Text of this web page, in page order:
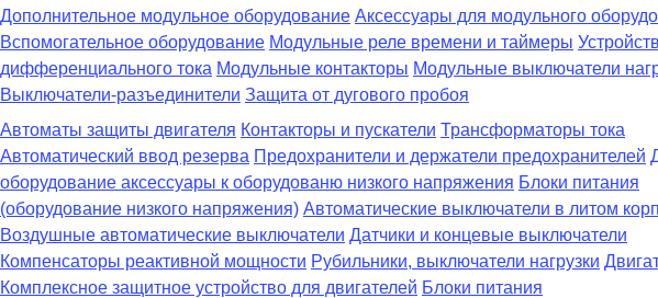
Дополнительное модульное оборудование Аксессуары для модульного
Вспомогательное оборудование Модульные реле времени и таймеры
дифференциального тока Модульные контакторы Модульные выключатели
Выключатели-разъединители Защита от дугового пробоя
Автоматы защиты двигателя Контакторы и пускатели Трансформаторы тока
Автоматический ввод резерва Предохранители и держатели предохранителей
оборудование аксессуары к оборудованю низкого напряжения Блоки питания
(оборудование низкого напряжения) Автоматические выключатели в литом
Воздушные автоматические выключатели Датчики и концевые выключатели
Компенсаторы реактивной мощности Рубильники, выключатели нагрузки
Комплексное защитное устройство для двигателей Блоки питания